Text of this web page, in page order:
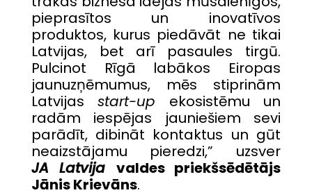
pieprasītos un inovatīvos
produktos, kurus piedāvāt ne tikai
Latvijas, bet arī pasaules tirgū.
Pulcinot Rīgā labākos Eiropas
jaunuzņēmumus, mēs stiprinām
Latvijasstart-up ekosistēmu un
radām iespējas jauniešiem sevi
parādīt, dibināt kontaktus un gūt
neaizstājamu pieredzi,” uzsver
JA Latvija valdes priekšsēdētājs
Jānis Krievāns.